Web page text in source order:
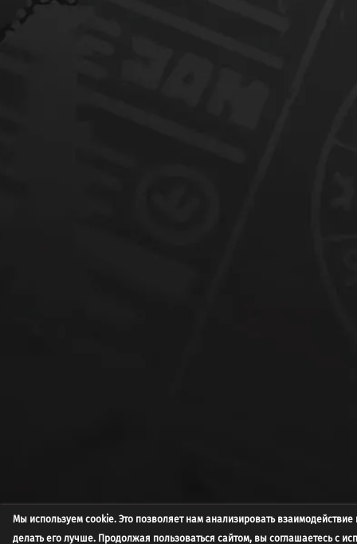
Мы используем cookie. Это позволяет нам анализировать взаимодействие
делать его лучше. Продолжая пользоваться сайтом, вы соглашаетесь с